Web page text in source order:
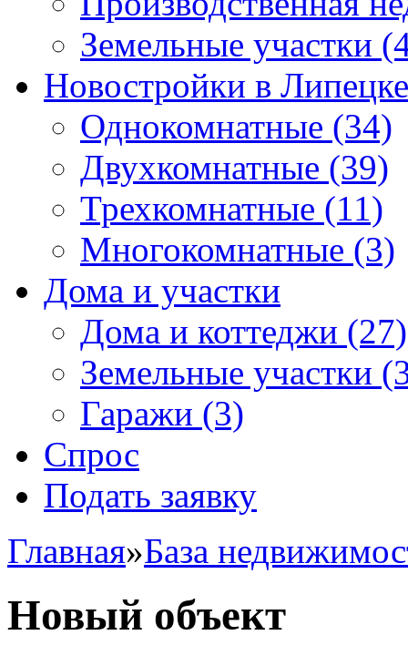
Земельные участки
Новостройки в Липецке
Однокомнатные (34)
Двухкомнатные (39)
Трехкомнатные (11)
Многокомнатные (3)
Дома и участки
Дома и коттеджи (27)
Земельные участки
Гаражи (3)
Спрос
Подать заявку
Главная»База
Новый объект